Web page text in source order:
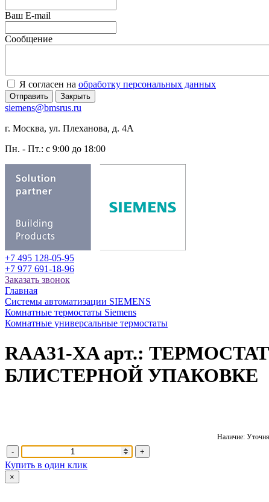
Ваш E-mail
Сообщение
Я согласен на обработку персональных данных
Отправить Закрыть
siemens@bmsrus.ru
г. Москва, ул. Плеханова, д. 4А
Пн. - Пт.: c 9:00 до 18:00
+7 495 128-05-95
+7 977 691-18-96
Заказать звонок
Главная
Системы автоматизации SIEMENS
Комнатные термостаты Siemens
Комнатные универсальные термостаты
RAA31-XA арт.:
БЛИСТЕРНОЙ УПАКОВКЕ
Наличие:
- +
Купить в один клик
×